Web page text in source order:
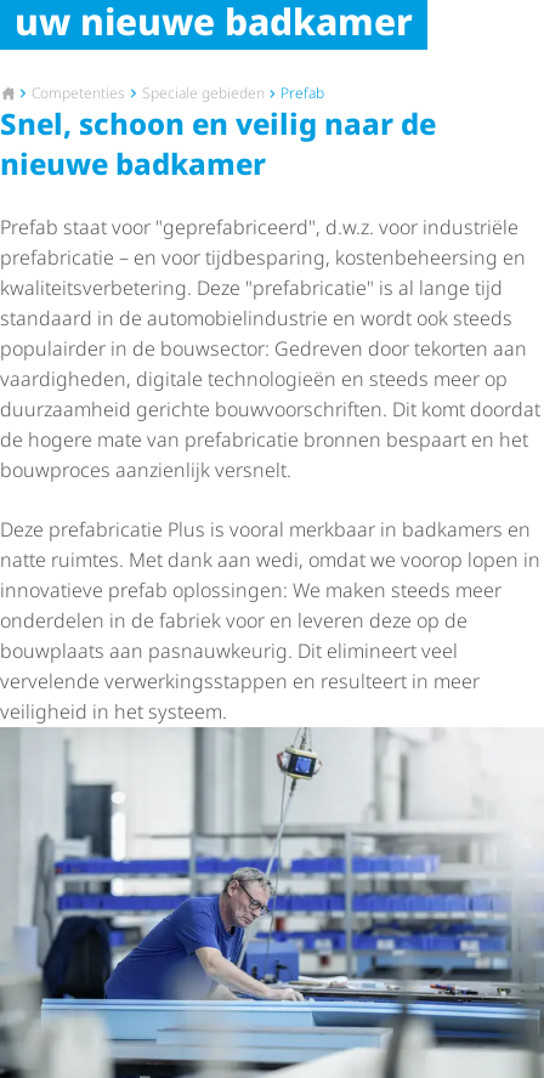
uw nieuwe badkamer
Naar de startpagina
Competenties Speciale gebieden Prefab
Snel, schoon en veilig naar de
nieuwe badkamer
Prefab staat voor "gepre­fa­bri­ceerd", d.w.z. voor industriële
prefabricatie – en voor tijdbesparing, kosten­be­heer­sing en
kwali­teits­ver­be­te­ring. Deze "prefabricatie" is al lange tijd
standaard in de auto­mo­biel­in­du­strie en wordt ook steeds
populairder in de bouwsector: Gedreven door tekorten aan
vaardigheden, digitale technologieën en steeds meer op
duurzaamheid gerichte bouw­voor­schriften. Dit komt doordat
de hogere mate van prefabricatie bronnen bespaart en het
bouwproces aanzienlijk versnelt.
Deze prefabricatie Plus is vooral merkbaar in badkamers en
natte ruimtes. Met dank aan wedi, omdat we voorop lopen in
innovatieve prefab oplossingen: We maken steeds meer
onderdelen in de fabriek voor en leveren deze op de
bouwplaats aan pasnauwkeurig. Dit elimineert veel
vervelende verwer­kings­stappen en resulteert in meer
veiligheid in het systeem.